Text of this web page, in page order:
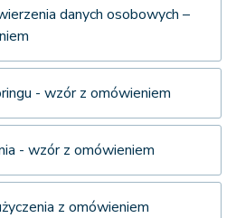
danych osobowych –
- wzór z omówieniem
- wzór z omówieniem
z omówieniem